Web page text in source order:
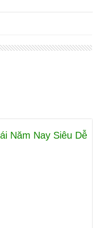
Năm Nay Siêu Dễ